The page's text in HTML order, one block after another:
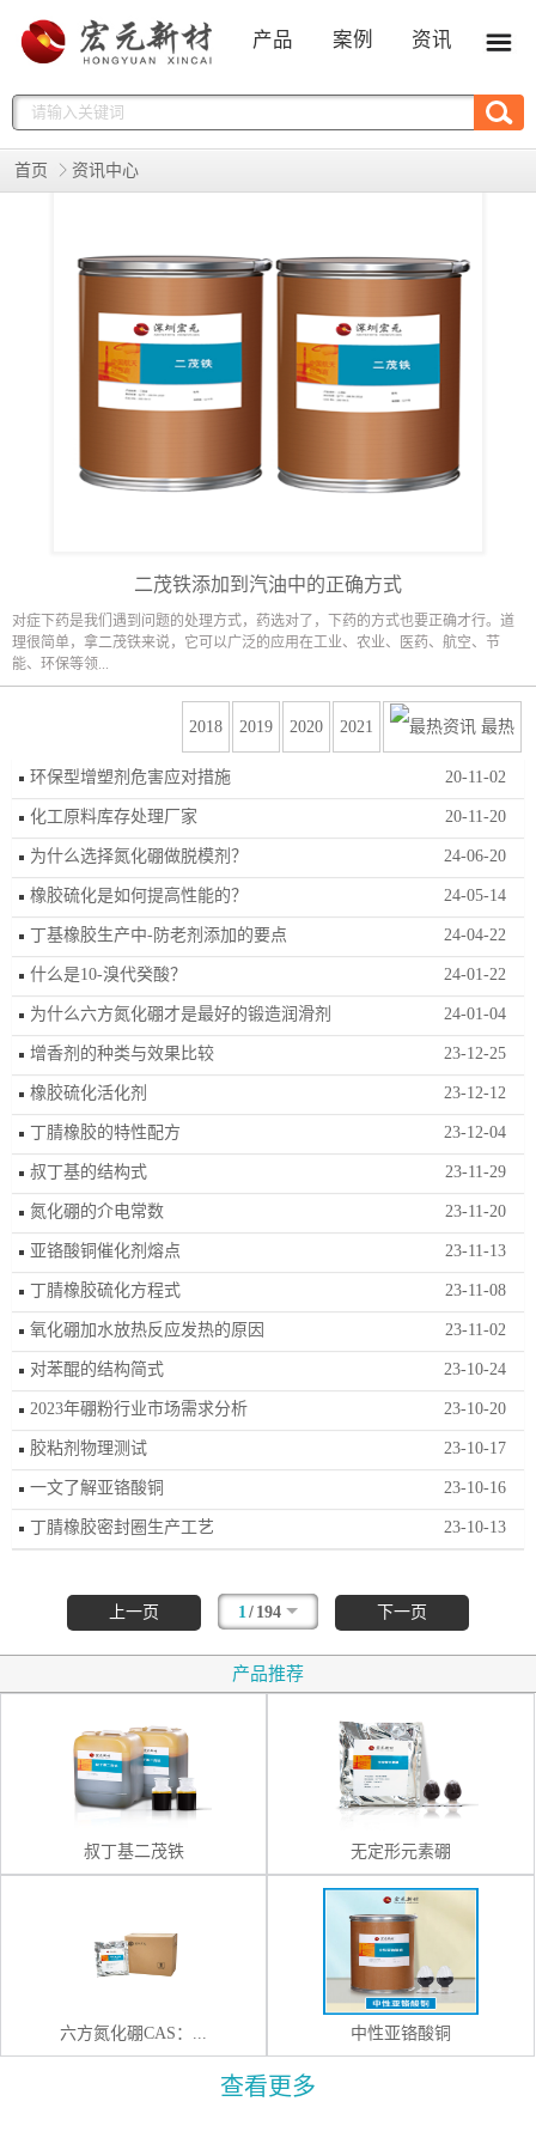
产品 案例 资讯
首页 资讯中心
二茂铁添加到汽油中的正确方式
对症下药是我们遇到问题的处理方式，药选对了，下药的方式也要正确才行。道
理很简单，拿二茂铁来说，它可以广泛的应用在工业、农业、医药、航空、节
能、环保等领...
2018 2019 2020 2021 最热
环保型增塑剂危害应对措施 20-11-02
化工原料库存处理厂家 20-11-20
为什么选择氮化硼做脱模剂？ 24-06-20
橡胶硫化是如何提高性能的？ 24-05-14
丁基橡胶生产中-防老剂添加的要点 24-04-22
什么是10-溴代癸酸？ 24-01-22
为什么六方氮化硼才是最好的锻造润滑剂 24-01-04
增香剂的种类与效果比较 23-12-25
橡胶硫化活化剂 23-12-12
丁腈橡胶的特性配方 23-12-04
叔丁基的结构式 23-11-29
氮化硼的介电常数 23-11-20
亚铬酸铜催化剂熔点 23-11-13
丁腈橡胶硫化方程式 23-11-08
氧化硼加水放热反应发热的原因 23-11-02
对苯醌的结构简式 23-10-24
2023年硼粉行业市场需求分析 23-10-20
胶粘剂物理测试 23-10-17
一文了解亚铬酸铜 23-10-16
丁腈橡胶密封圈生产工艺 23-10-13
上一页 1 / 194 下一页
产品推荐
叔丁基二茂铁 无定形元素硼
六方氮化硼CAS：... 中性亚铬酸铜
查看更多